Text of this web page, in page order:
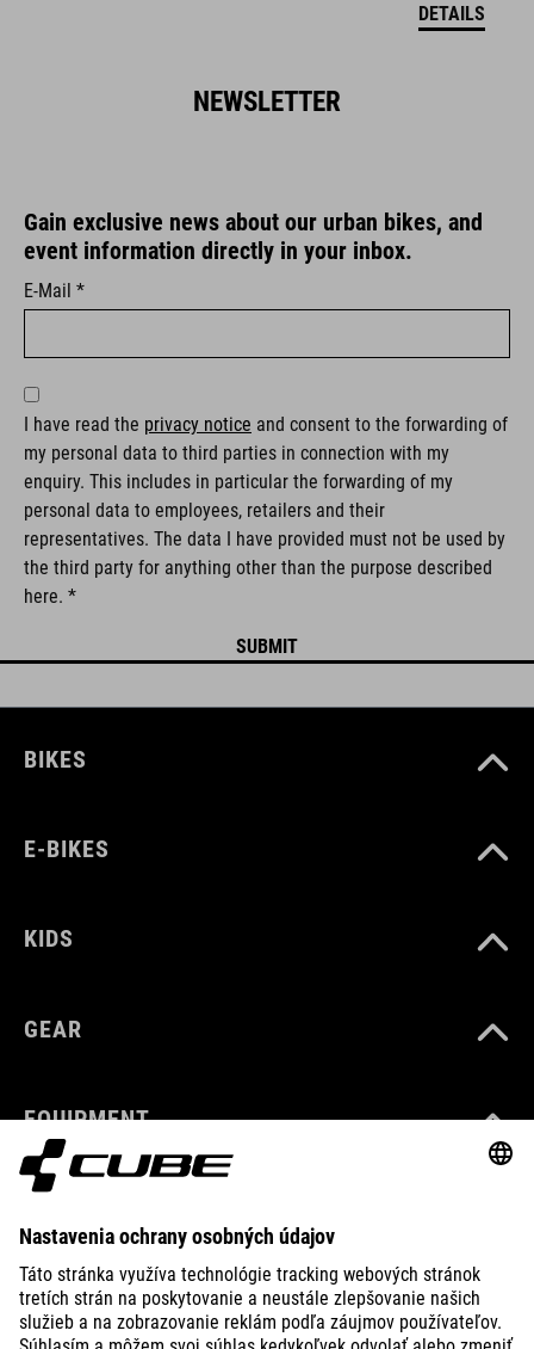
DETAILS
NEWSLETTER
Gain exclusive news about our urban bikes, and
event information directly in your inbox.
E-Mail *
I have read the privacy notice and consent to the forwarding of
my personal data to third parties in connection with my
enquiry. This includes in particular the forwarding of my
personal data to employees, retailers and their
representatives. The data I have provided must not be used by
the third party for anything other than the purpose described
here. *
BIKES
E-BIKES
KIDS
GEAR
EQUIPMENT
ABOUT US